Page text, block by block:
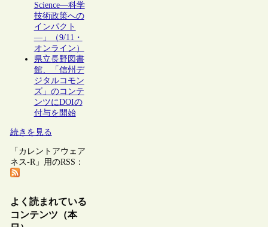
Science―科学
技術政策への
インパクト
―」（9/11・
オンライン）
県立長野図書
館、「信州デ
ジタルコモン
ズ」のコンテ
ンツにDOIの
付与を開始
続きを見る
「カレントアウェア
ネス-R」用のRSS：
よく読まれている
コンテンツ（本